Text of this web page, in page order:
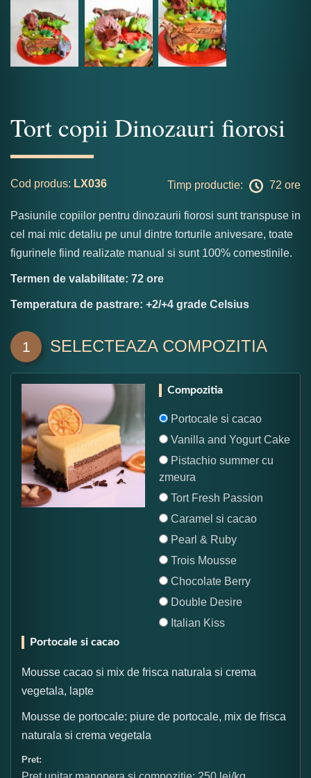
Tort copii Dinozauri fiorosi
Cod produs: LX036 Timp productie: 72 ore
Pasiunile copiilor pentru dinozaurii fiorosi sunt transpuse in
cel mai mic detaliu pe unul dintre torturile anivesare, toate
figurinele fiind realizate manual si sunt 100% comestinile.
Termen de valabilitate: 72 ore
Temperatura de pastrare: +2/+4 grade Celsius
1 SELECTEAZA COMPOZITIA
Compozitia
Portocale si cacao
Vanilla and Yogurt Cake
Pistachio summer cu
zmeura
Tort Fresh Passion
Caramel si cacao
Pearl & Ruby
Trois Mousse
Chocolate Berry
Double Desire
Italian Kiss
Portocale si cacao
Mousse cacao si mix de frisca naturala si crema
vegetala, lapte
Mousse de portocale: piure de portocale, mix de frisca
naturala si crema vegetala
Pret: